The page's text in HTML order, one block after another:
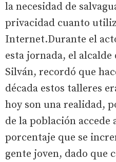
la necesidad de
privacidad cuanto
Internet.Durante el
esta jornada, el
Silván, recordó que
década estos talleres
hoy son una realidad,
de la población
porcentaje que se
gente joven, dado que